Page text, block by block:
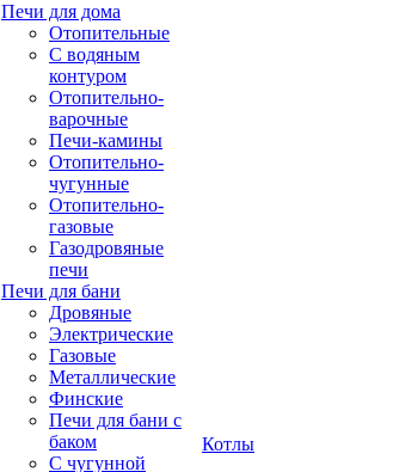
Печи для дома
Отопительные
C водяным
контуром
Отопительно-
варочные
Печи-камины
Отопительно-
чугунные
Отопительно-
газовые
Газодровяные
печи
Печи для бани
Дровяные
Электрические
Газовые
Металлические
Финские
Печи для бани с
баком
С чугунной
Котлы